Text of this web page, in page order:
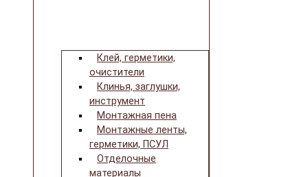
Клей, герметики,
очистители
Клинья, заглушки,
инструмент
Монтажная пена
Монтажные ленты,
герметики, ПСУЛ
Отделочные
материалы